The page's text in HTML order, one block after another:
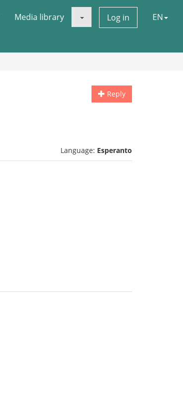
Media library Log in EN
Reply
Language: Esperanto